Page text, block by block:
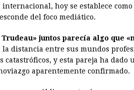
hoy se establece
del foco mediático.
juntos parecía algo que
distancia entre sus mundos
y esta pareja ha dado
aparentemente confirmado.